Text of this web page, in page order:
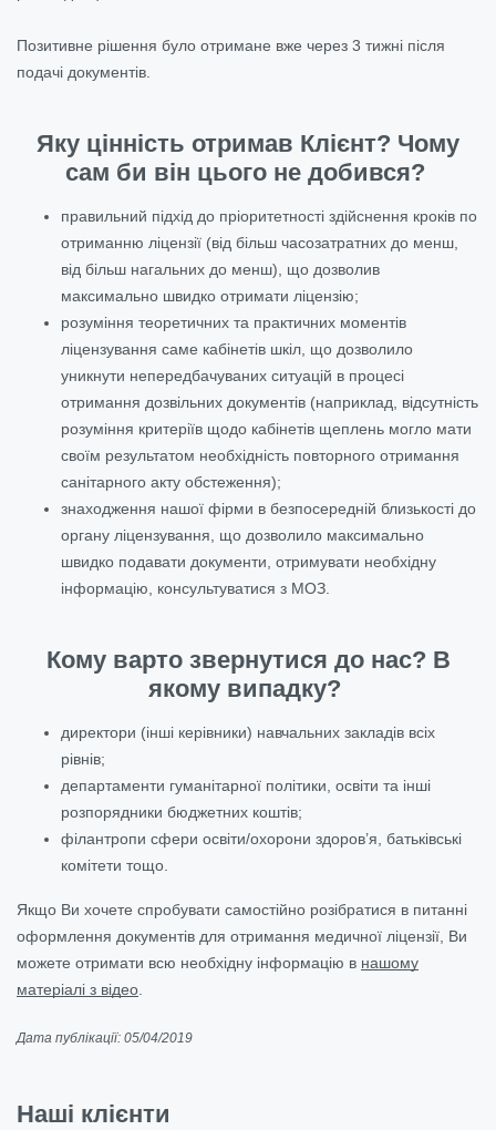
Позитивне рішення було отримане вже через 3 тижні після
подачі документів.
Яку цінність отримав Клієнт? Чому
сам би він цього не добився?
правильний підхід до пріоритетності здійснення кроків по
отриманню ліцензії (від більш часозатратних до менш,
від більш нагальних до менш), що дозволив
максимально швидко отримати ліцензію;
розуміння теоретичних та практичних моментів
ліцензування саме кабінетів шкіл, що дозволило
уникнути непередбачуваних ситуацій в процесі
отримання дозвільних документів (наприклад, відсутність
розуміння критеріїв щодо кабінетів щеплень могло мати
своїм результатом необхідність повторного отримання
санітарного акту обстеження);
знаходження нашої фірми в безпосередній близькості до
органу ліцензування, що дозволило максимально
швидко подавати документи, отримувати необхідну
інформацію, консультуватися з МОЗ.
Кому варто звернутися до нас? В
якому випадку?
директори (інші керівники) навчальних закладів всіх
рівнів;
департаменти гуманітарної політики, освіти та інші
розпорядники бюджетних коштів;
філантропи сфери освіти/охорони здоров’я, батьківські
комітети тощо.
Якщо Ви хочете спробувати самостійно розібратися в питанні
оформлення документів для отримання медичної ліцензії, Ви
можете отримати всю необхідну інформацію в нашому
матеріалі з відео
Дата публікації: 05/04/2019
Наші клієнти